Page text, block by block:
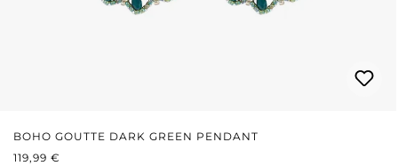
BOHO GOUTTE DARK GREEN PENDANT
PRIX RÉGULIER :
119,99 €